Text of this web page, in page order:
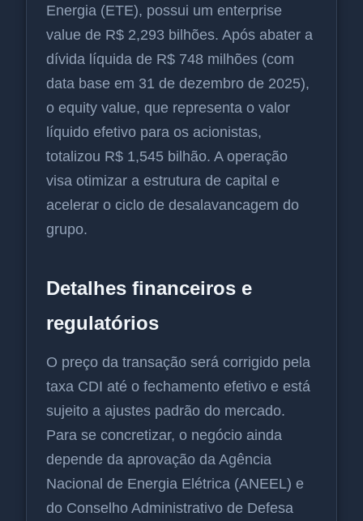
Energia (ETE), possui um enterprise
value de R$ 2,293 bilhões. Após abater a
dívida líquida de R$ 748 milhões (com
data base em 31 de dezembro de 2025),
o equity value, que representa o valor
líquido efetivo para os acionistas,
totalizou R$ 1,545 bilhão. A operação
visa otimizar a estrutura de capital e
acelerar o ciclo de desalavancagem do
grupo.
Detalhes financeiros e
regulatórios
O preço da transação será corrigido pela
taxa CDI até o fechamento efetivo e está
sujeito a ajustes padrão do mercado.
Para se concretizar, o negócio ainda
depende da aprovação da Agência
Nacional de Energia Elétrica (ANEEL) e
do Conselho Administrativo de Defesa